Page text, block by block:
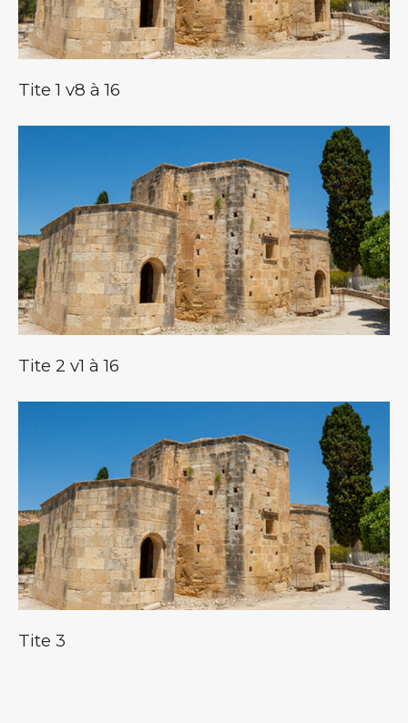
Tite 1 v8 à 16
Tite 2 v1 à 16
Tite 3